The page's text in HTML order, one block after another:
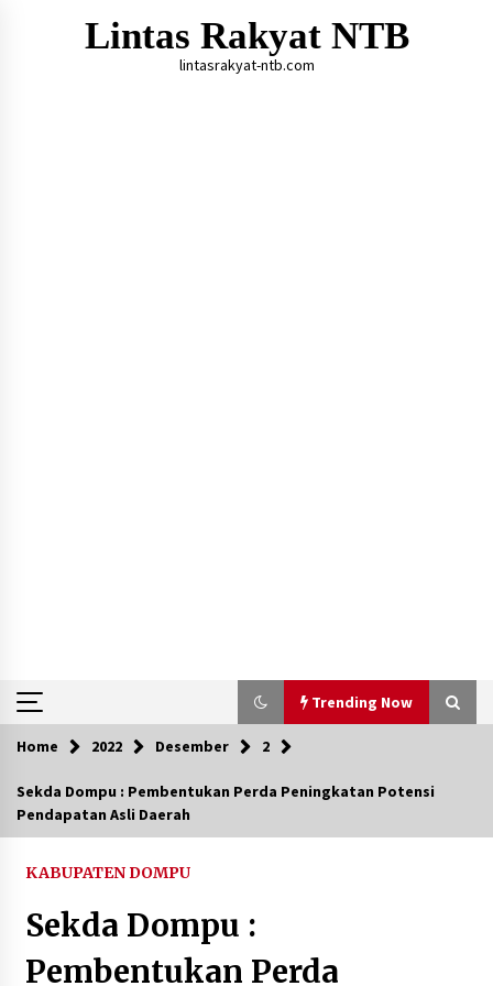
Lintas Rakyat NTB
lintasrakyat-ntb.com
Trending Now
Trending Now
Aksi Penggerebekan Pengedar Sabu di Dompu,
Polsek Kempo Serahkan ODGJ ke Ketua DPRD
Dompu untuk Dirujuk ke RSJ
2 hari ago
Home 2022 Desember 2
Sekda Dompu : Pembentukan Perda Peningkatan Potensi
Pendapatan Asli Daerah
KABUPATEN DOMPU
Sekda Dompu :
Pembentukan Perda